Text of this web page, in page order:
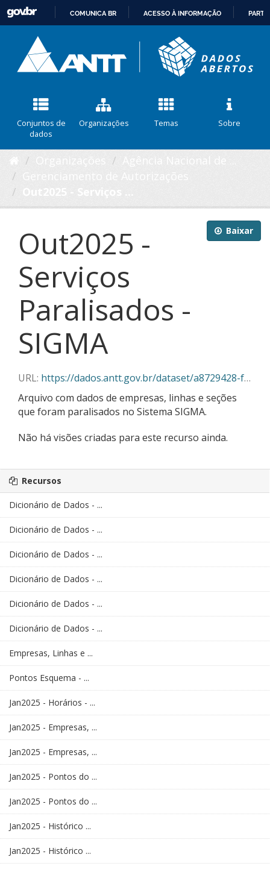
CONTEÚDO
COMUNICA BR ACESSO À INFORMAÇÃO
Conjuntos de
dados
Organizações Temas Sobre
Baixar
Out2025 -
Serviços
Paralisados -
SIGMA
URL: https://dados.antt.gov.br/dataset/a8729428-f382-430c-abe5-6e5f85aa9a03/resource/c7c354b6-9094-4541-afa5-161641172c6e/download/10-2025_servicos_paralisados_sigma.csv
Arquivo com dados de empresas, linhas e seções
que foram paralisados no Sistema SIGMA.
Não há visões criadas para este recurso ainda.
Recursos
Dicionário de Dados - ...
Dicionário de Dados - ...
Dicionário de Dados - ...
Dicionário de Dados - ...
Dicionário de Dados - ...
Dicionário de Dados - ...
Empresas, Linhas e ...
Pontos Esquema - ...
Jan2025 - Horários - ...
Jan2025 - Empresas, ...
Jan2025 - Empresas, ...
Jan2025 - Pontos do ...
Jan2025 - Pontos do ...
Jan2025 - Histórico ...
Jan2025 - Histórico ...